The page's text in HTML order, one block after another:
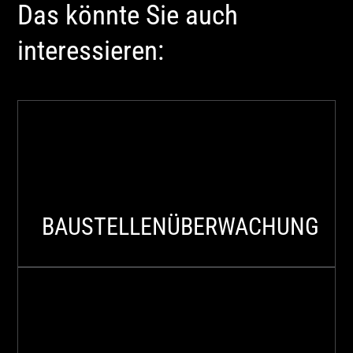
Das könnte Sie auch
interessieren:
BAUSTELLENÜBERWACHUNG